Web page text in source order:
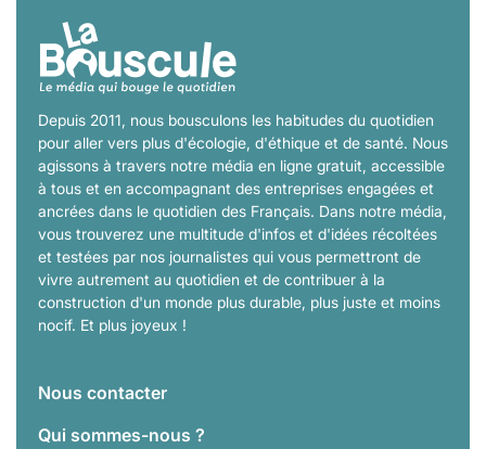
Depuis 2011, nous bousculons les habitudes du quotidien
pour aller vers plus d'écologie, d'éthique et de santé. Nous
agissons à travers notre média en ligne gratuit, accessible
à tous et en accompagnant des entreprises engagées et
ancrées dans le quotidien des Français. Dans notre média,
vous trouverez une multitude d'infos et d'idées récoltées
et testées par nos journalistes qui vous permettront de
vivre autrement au quotidien et de contribuer à la
construction d'un monde plus durable, plus juste et moins
nocif. Et plus joyeux !
Nous contacter
Qui sommes-nous ?